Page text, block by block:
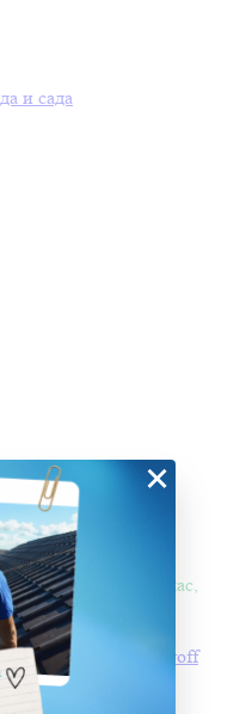
и сада
Покупайте - сейчас,
лента Изоспан ML proff
×